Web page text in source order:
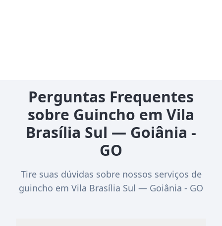
Perguntas Frequentes
sobre Guincho em Vila
Brasília Sul — Goiânia -
GO
Tire suas dúvidas sobre nossos serviços de
guincho em Vila Brasília Sul — Goiânia - GO